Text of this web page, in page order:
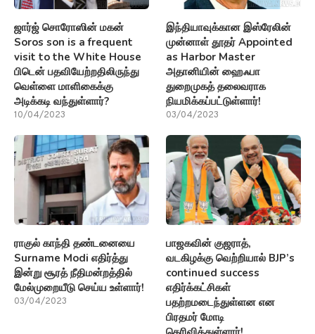
ஜார்ஜ் சொரோஸின் மகன்
Soros son is a frequent
visit to the White House
பிடென் பதவியேற்றதிலிருந்து
வெள்ளை மாளிகைக்கு
அடிக்கடி வந்துள்ளார்?
10/04/2023
இந்தியாவுக்கான இஸ்ரேலின்
முன்னாள் தூதர் Appointed
as Harbor Master
அதானியின் ஹைஃபா
துறைமுகத் தலைவராக
நியமிக்கப்பட்டுள்ளார்!
03/04/2023
ராகுல் காந்தி தண்டனையை
Surname Modi எதிர்த்து
இன்று சூரத் நீதிமன்றத்தில்
மேல்முறையீடு செய்ய உள்ளார்!
03/04/2023
பாஜகவின் குஜராத்,
வடகிழக்கு வெற்றியால் BJP’s
continued success
எதிர்க்கட்சிகள்
பதற்றமடைந்துள்ளன என
பிரதமர் மோடி